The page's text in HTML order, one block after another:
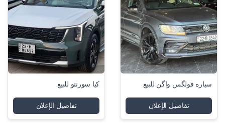
سياره فولگس واگن للبيع
تفاصيل الإعلان
كيا سورنتو للبيع
تفاصيل الإعلان